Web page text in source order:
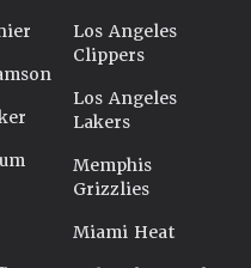
Los Angeles
Clippers
Los Angeles
Lakers
Memphis
Grizzlies
Miami Heat